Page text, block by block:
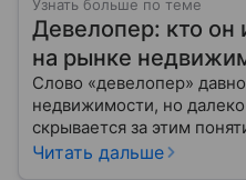
Узнать больше по теме
Девелопер: кто он
на рынке
Слово «девелопер»
недвижимости, но
скрывается за этим
застройщиком, думая,
Читать дальше